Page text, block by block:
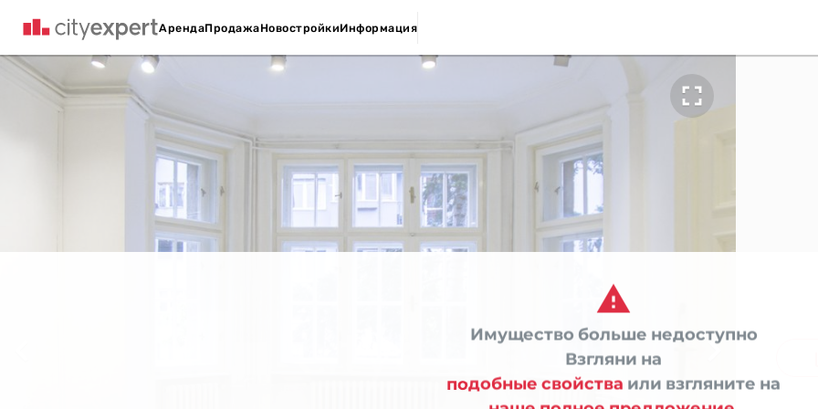
АрендаПродажаНовостройкиИнформация



Имущество больше недоступно
Взгляни на
подобные свойства или взгляните на